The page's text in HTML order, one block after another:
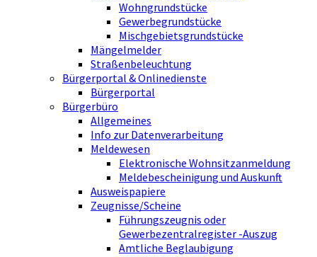
Wohngrundstücke
Gewerbegrundstücke
Mischgebietsgrundstücke
Mängelmelder
Straßenbeleuchtung
Bürgerportal & Onlinedienste
Bürgerportal
Bürgerbüro
Allgemeines
Info zur Datenverarbeitung
Meldewesen
Elektronische Wohnsitzanmeldung
Meldebescheinigung und Auskunft
Ausweispapiere
Zeugnisse/Scheine
Führungszeugnis oder
Gewerbezentralregister -Auszug
Amtliche Beglaubigung